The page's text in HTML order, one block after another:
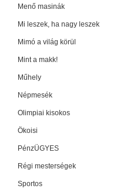
Menő masinák
Mi leszek, ha nagy leszek
Mimó a világ körül
Mint a makk!
Műhely
Népmesék
Olimpiai kisokos
Ökoisi
PénzÜGYES
Régi mesterségek
Sportos